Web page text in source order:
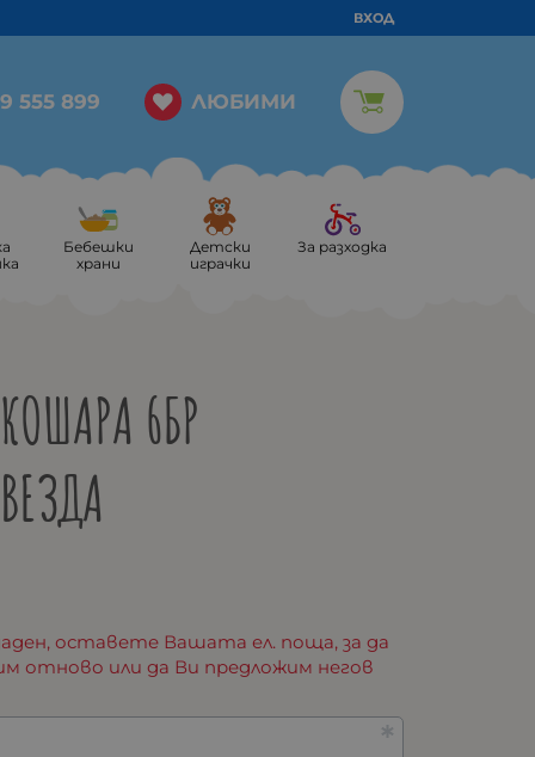
ВХОД
555 899 ЛЮБИМИ
Бебешки
храни
Детски
играчки
За разходка
6БР
оставете Вашата ел. поща, за да
отново или да Ви предложим негов